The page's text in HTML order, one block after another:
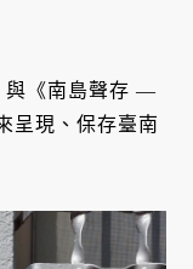
與《南島聲存 —
呈現、保存臺南